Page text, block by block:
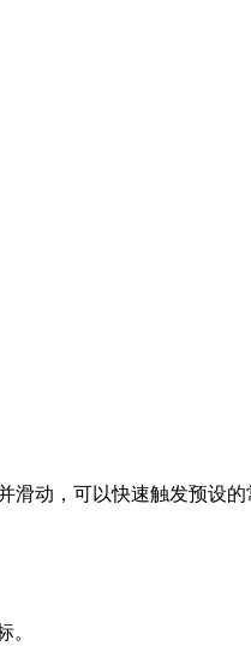
滑动，可以快速触发预设
。